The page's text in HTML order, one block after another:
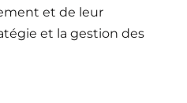
et de leur
et la gestion des